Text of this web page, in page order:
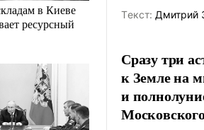
в Киеве
ресурсный
Tекст: Дмитрий
Сразу три
к Земле на
и